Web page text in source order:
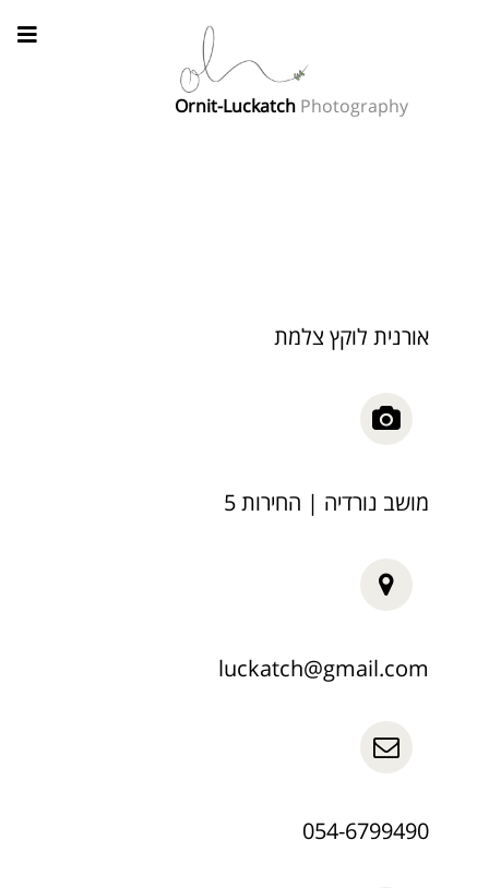
Ornit-Luckatch Photography
אורנית לוקץ צלמת
מושב נורדיה | החירות 5
luckatch@gmail.com
054-6799490